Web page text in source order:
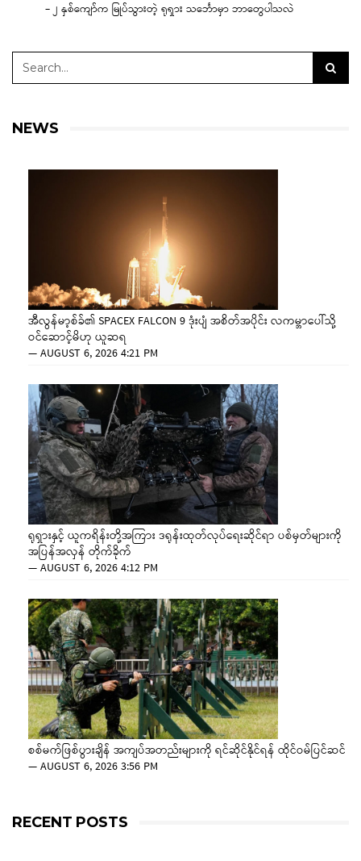
– ၂ နှစ်ကျော်က မြုပ်သွားတဲ့ ရုရှား သင်္ဘောမှာ ဘာတွေပါသလဲ
NEWS
အီလွန်မာ့စ်ခ်၏ SPACEX FALCON 9 ဒုံးပျံ အစိတ်အပိုင်း လကမ္ဘာပေါ်သို့
ဝင်ဆောင့်မိဟု ယူဆရ
—AUGUST 6, 2026 4:21 PM
ရုရှားနှင့် ယူကရိန်းတို့အကြား ဒရုန်းထုတ်လုပ်ရေးဆိုင်ရာ ပစ်မှတ်များကို
အပြန်အလှန် တိုက်ခိုက်
—AUGUST 6, 2026 4:12 PM
စစ်မက်ဖြစ်ပွားချိန် အကျပ်အတည်းများကို ရင်ဆိုင်နိုင်ရန် ထိုင်ဝမ်ပြင်ဆင်
—AUGUST 6, 2026 3:56 PM
RECENT POSTS